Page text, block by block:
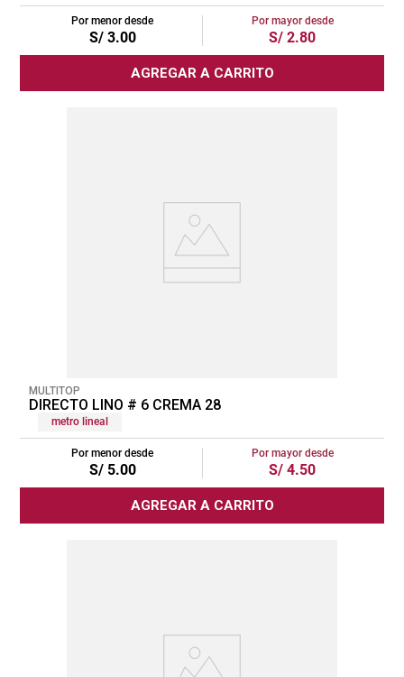
Por menor desde
S/ 3.00
Por mayor desde
S/ 2.80
AGREGAR A CARRITO
MULTITOP
DIRECTO LINO # 6 CREMA 28
metro lineal
Por menor desde
S/ 5.00
Por mayor desde
S/ 4.50
AGREGAR A CARRITO